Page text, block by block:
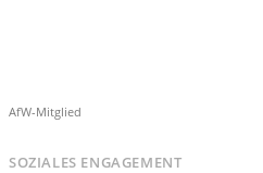
AfW-Mitglied
SOZIALES ENGAGEMENT